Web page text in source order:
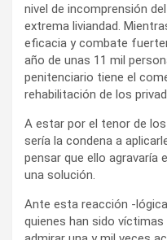
nivel de incomprensión
extrema liviandad.
eficacia y combate
año de unas 11 mil
penitenciario tiene el
rehabilitación de los
A estar por el tenor de
sería la condena a
pensar que ello agravaría
una solución.
Ante esta reacción -
quienes han sido